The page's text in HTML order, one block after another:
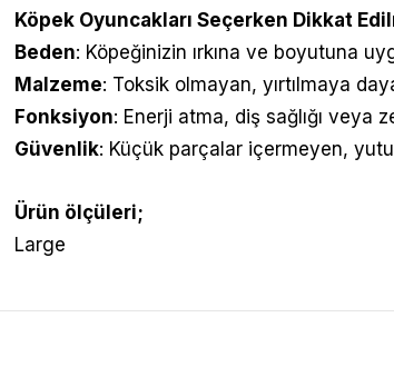
Köpek Oyuncakları Seçerken Dikkat
Beden: Köpeğinizin ırkına ve boyutuna
Malzeme: Toksik olmayan, yırtılmaya
Fonksiyon: Enerji atma, diş sağlığı veya
Güvenlik: Küçük parçalar içermeyen,
Ürün ölçüleri;
Large